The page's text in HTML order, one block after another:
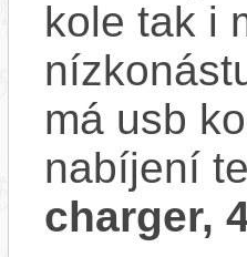
kole tak i
má usb
nabíjení
charger,